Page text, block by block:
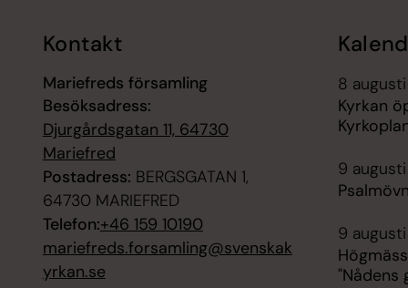
Kontakt
Mariefreds församling
Besöksadress:
Djurgårdsgatan 11, 64730
Mariefred
Postadress: BERGSGATAN 1,
64730 MARIEFRED
Telefon:+46 159 10190
mariefreds.forsamling@svenskak
yrkan.se
8 augusti
Kyrkan
9 augusti
9 augusti
"Nådens